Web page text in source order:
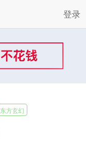
登录
东方玄幻